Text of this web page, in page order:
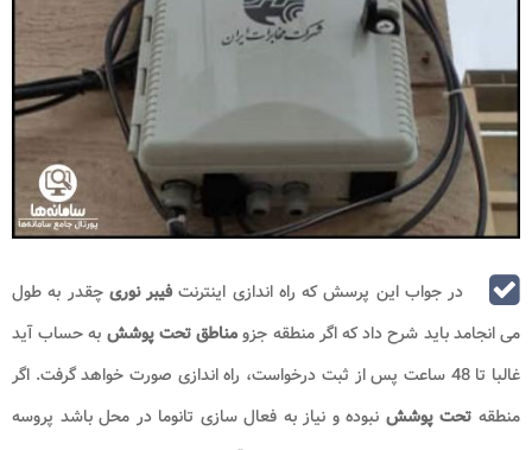
در جواب این پرسش که راه اندازی اینترنتفیبر نوری چقدر به طول
می انجامد باید شرح داد که اگر منطقه جزومناطق تحت پوشش به حساب آید
غالبا تا 48 ساعت پس از ثبت درخواست، راه اندازی صورت خواهد گرفت. اگر
منطقه تحت پوشش نبوده و نیاز به فعال سازی تانوما در محل باشد پروسه